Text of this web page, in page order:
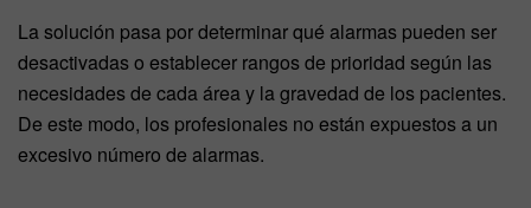
La solución pasa por determinar qué alarmas pueden ser
desactivadas o establecer rangos de prioridad según las
necesidades de cada área y la gravedad de los pacientes.
De este modo, los profesionales no están expuestos a un
excesivo número de alarmas.